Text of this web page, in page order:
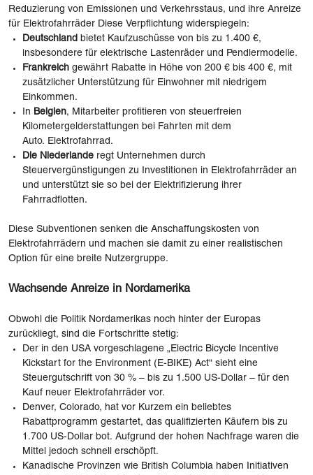
Reduzierung von Emissionen und Verkehrsstaus, und ihre Anreize
für Elektrofahrräder Diese Verpflichtung widerspiegeln:
Deutschland
bietet Kaufzuschüsse von bis zu 1.400 €,
insbesondere für elektrische Lastenräder und Pendlermodelle.
Frankreich gewährt Rabatte in Höhe von 200 € bis 400 €, mit
zusätzlicher Unterstützung für Einwohner mit niedrigem
Einkommen.
In
Belgien, Mitarbeiter profitieren von steuerfreien
Kilometergelderstattungen bei Fahrten mit dem
Auto. Elektrofahrrad.
Die Niederlande regt Unternehmen durch
Steuervergünstigungen zu Investitionen in Elektrofahrräder an
und unterstützt sie so bei der Elektrifizierung ihrer
Fahrradflotten.
Diese Subventionen senken die Anschaffungskosten von
Elektrofahrrädern und machen sie damit zu einer realistischen
Option für eine breite Nutzergruppe.
Wachsende Anreize in Nordamerika
Obwohl die Politik Nordamerikas noch hinter der Europas
zurückliegt, sind die Fortschritte stetig:
Der in den USA vorgeschlagene „Electric Bicycle Incentive
Kickstart for the Environment (E-BIKE) Act“ sieht eine
Steuergutschrift von 30 % – bis zu 1.500 US-Dollar – für den
Kauf neuer Elektrofahrräder vor.
Denver, Colorado, hat vor Kurzem ein beliebtes
Rabattprogramm gestartet, das qualifizierten Käufern bis zu
1.700 US-Dollar bot. Aufgrund der hohen Nachfrage waren die
Mittel jedoch schnell erschöpft.
Kanadische Provinzen wie British Columbia haben Initiativen